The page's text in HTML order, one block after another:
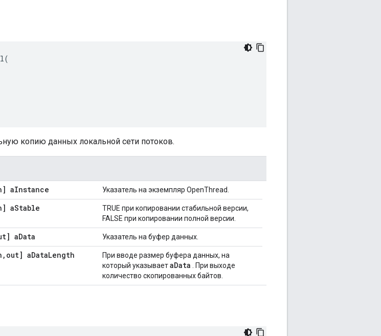
(
копию данных локальной сети потоков.
aInstance Указатель на экземпляр OpenThread.
aStable
TRUE при копировании стабильной версии,
FALSE при копировании полной версии.
aData Указатель на буфер данных.
, out] aDataLength
При вводе размер буфера данных, на
который указываетaData . При выходе
количество скопированных байтов.